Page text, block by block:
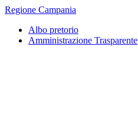
Regione Campania
Albo pretorio
Amministrazione Trasparente